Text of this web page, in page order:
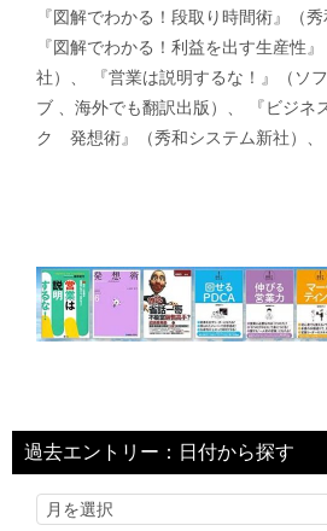
『図解でわかる！段取り時間術』（秀
『図解でわかる！利益を出す生産性
社）、 『営業は説明するな！』（ソ
ブ 、海外でも翻訳出版）、 『ビジネ
ク 発想術』（秀和システム新社）、
過去エントリー：日付から探す